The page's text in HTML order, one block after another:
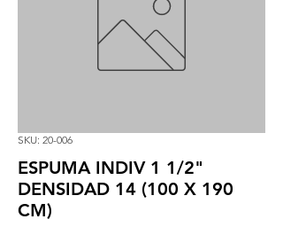
SKU: 20-006
ESPUMA INDIV 1 1/2"
DENSIDAD 14 (100 X 190
CM)